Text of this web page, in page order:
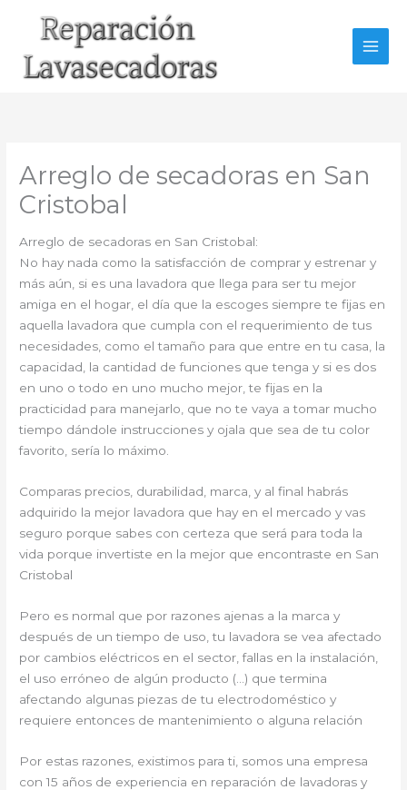
Arreglo de secadoras en San
Cristobal
Arreglo de secadoras en San Cristobal:
No hay nada como la satisfacción de comprar y estrenar y
más aún, si es una lavadora que llega para ser tu mejor
amiga en el hogar, el día que la escoges siempre te fijas en
aquella lavadora que cumpla con el requerimiento de tus
necesidades, como el tamaño para que entre en tu casa, la
capacidad, la cantidad de funciones que tenga y si es dos
en uno o todo en uno mucho mejor, te fijas en la
practicidad para manejarlo, que no te vaya a tomar mucho
tiempo dándole instrucciones y ojala que sea de tu color
favorito, sería lo máximo.
Comparas precios, durabilidad, marca, y al final habrás
adquirido la mejor lavadora que hay en el mercado y vas
seguro porque sabes con certeza que será para toda la
vida porque invertiste en la mejor que encontraste en San
Cristobal
Pero es normal que por razones ajenas a la marca y
después de un tiempo de uso, tu lavadora se vea afectado
por cambios eléctricos en el sector, fallas en la instalación,
el uso erróneo de algún producto (…) que termina
afectando algunas piezas de tu electrodoméstico y
requiere entonces de mantenimiento o alguna relación
Por estas razones, existimos para ti, somos una empresa
con 15 años de experiencia en reparación de lavadoras y